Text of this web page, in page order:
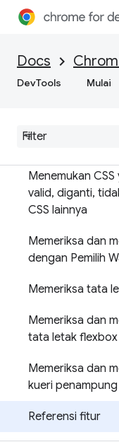
Docs
DevTools Mulai
Elemen
Ringkasan
DOM
Menemukan
valid, diganti,
CSS lainnya
Memeriksa dan
dengan Pemilih
Memeriksa tata
Memeriksa dan
tata letak flexbox
Memeriksa dan
kueri penampung
Referensi fitur